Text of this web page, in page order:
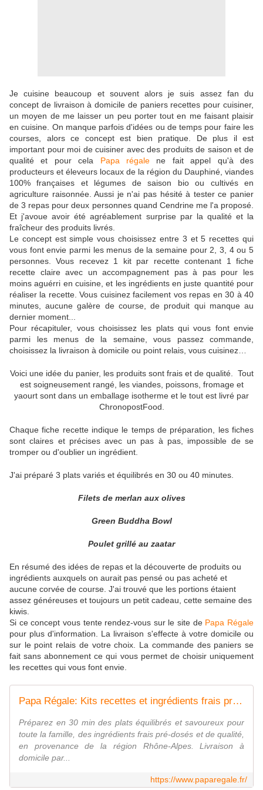
Je cuisine beaucoup et souvent alors je suis assez fan du
concept de livraison à domicile de paniers recettes pour cuisiner,
un moyen de me laisser un peu porter tout en me faisant plaisir
en cuisine. On manque parfois d'idées ou de temps pour faire les
courses, alors ce concept est bien pratique. De plus il est
important pour moi de cuisiner avec des produits de saison et de
qualité et pour cela Papa régale ne fait appel qu'à des
producteurs et éleveurs locaux de la région du Dauphiné, viandes
100% françaises et légumes de saison bio ou cultivés en
agriculture raisonnée. Aussi je n'ai pas hésité à tester ce panier
de 3 repas pour deux personnes quand Cendrine me l'a proposé.
Et j'avoue avoir été agréablement surprise par la qualité et la
fraîcheur des produits livrés.
Le concept est simple vous choisissez entre 3 et 5 recettes qui
vous font envie parmi les menus de la semaine pour 2, 3, 4 ou 5
personnes. Vous recevez 1 kit par recette contenant 1 fiche
recette claire avec un accompagnement pas à pas pour les
moins aguérri en cuisine, et les ingrédients en juste quantité pour
réaliser la recette. Vous cuisinez facilement vos repas en 30 à 40
minutes, aucune galère de course, de produit qui manque au
dernier moment...
Pour récapituler, vous choisissez les plats qui vous font envie
parmi les menus de la semaine, vous passez commande,
choisissez la livraison à domicile ou point relais, vous cuisinez…
Voici une idée du panier, les produits sont frais et de qualité. Tout
est soigneusement rangé, les viandes, poissons, fromage et
yaourt sont dans un emballage isotherme et le tout est livré par
ChronopostFood.
Chaque fiche recette indique le temps de préparation, les fiches
sont claires et précises avec un pas à pas, impossible de se
tromper ou d'oublier un ingrédient.
J'ai préparé 3 plats variés et équilibrés en 30 ou 40 minutes.
Filets de merlan aux olives
Green Buddha Bowl
Poulet grillé au zaatar
En résumé des idées de repas et la découverte de produits ou
ingrédients auxquels on aurait pas pensé ou pas acheté et
aucune corvée de course. J'ai trouvé que les portions étaient
assez généreuses et toujours un petit cadeau, cette semaine des
kiwis.
Si ce concept vous tente rendez-vous sur le site de Papa Régale
pour plus d'information. La livraison s'effecte à votre domicile ou
sur le point relais de votre choix. La commande des paniers se
fait sans abonnement ce qui vous permet de choisir uniquement
les recettes qui vous font envie.
Papa Régale: Kits recettes et ingrédients frais prêt-à-cuisiner - PAPA REGALE
Préparez en 30 min des plats équilibrés et savoureux pour
toute la famille, des ingrédients frais pré-dosés et de qualité,
en provenance de la région Rhône-Alpes. Livraison à
domicile par...
https://www.paparegale.fr/